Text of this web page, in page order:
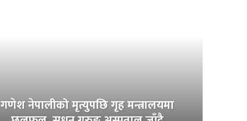
गणेश नेपालीको मृत्युपछि गृह मन्त्रालयमा